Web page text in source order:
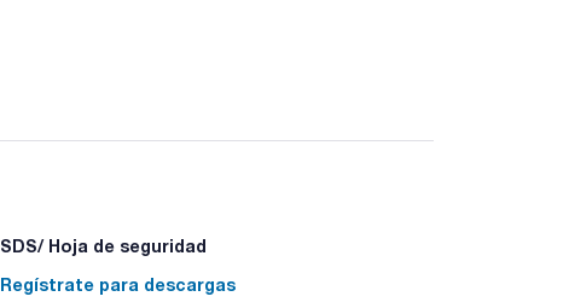
SDS/ Hoja de seguridad
Regístrate para descargas